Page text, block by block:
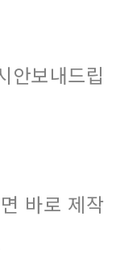
안보내드립
바로 제작